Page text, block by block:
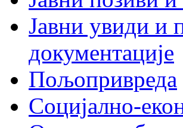
Јавни увиди и
документације
Пољопривреда
Социјално-